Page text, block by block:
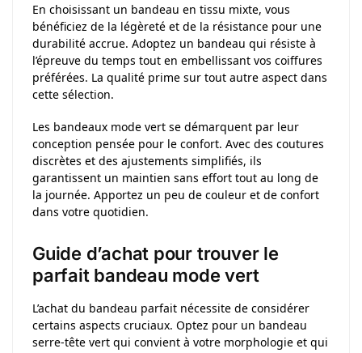
En choisissant un bandeau en tissu mixte, vous
bénéficiez de la légèreté et de la résistance pour une
durabilité accrue. Adoptez un bandeau qui résiste à
l’épreuve du temps tout en embellissant vos coiffures
préférées. La qualité prime sur tout autre aspect dans
cette sélection.
Les bandeaux mode vert se démarquent par leur
conception pensée pour le confort. Avec des coutures
discrètes et des ajustements simplifiés, ils
garantissent un maintien sans effort tout au long de
la journée. Apportez un peu de couleur et de confort
dans votre quotidien.
Guide d’achat pour trouver le
parfait bandeau mode vert
L’achat du bandeau parfait nécessite de considérer
certains aspects cruciaux. Optez pour un bandeau
serre-tête vert qui convient à votre morphologie et qui